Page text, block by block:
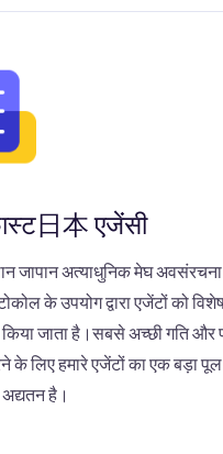
日本 एजेंसी
जापान अत्याधुनिक मेघ
के उपयोग द्वारा एजेंटों को
जाता है।सबसे अच्छी गति और
के लिए हमारे एजेंटों का एक बड़ा
है।